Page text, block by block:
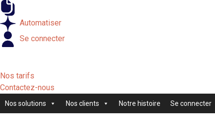
Automatiser
Se connecter
Nos tarifs
Contactez-nous
Nos solutions Nos clients Notre histoire Se connecter